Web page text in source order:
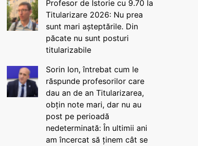
Profesor de Istorie cu 9.70 la
Titularizare 2026: Nu prea
sunt mari așteptările. Din
păcate nu sunt posturi
titularizabile
Sorin Ion, întrebat cum le
răspunde profesorilor care
dau an de an Titularizarea,
obțin note mari, dar nu au
post pe perioadă
nedeterminată: În ultimii ani
am încercat să ținem cât se